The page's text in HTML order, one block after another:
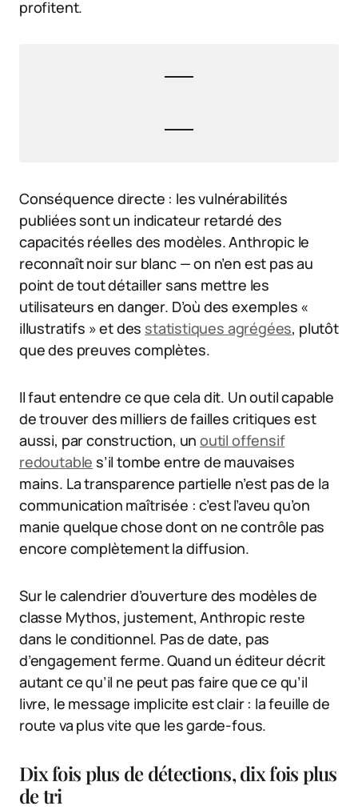
profitent.
Conséquence directe : les vulnérabilités
publiées sont un indicateur retardé des
capacités réelles des modèles. Anthropic le
reconnaît noir sur blanc — on n’en est pas au
point de tout détailler sans mettre les
utilisateurs en danger. D’où des exemples «
illustratifs » et des statistiques agrégées, plutôt
que des preuves complètes.
Il faut entendre ce que cela dit. Un outil capable
de trouver des milliers de failles critiques est
aussi, par construction, un outil offensif
redoutable s’il tombe entre de mauvaises
mains. La transparence partielle n’est pas de la
communication maîtrisée : c’est l’aveu qu’on
manie quelque chose dont on ne contrôle pas
encore complètement la diffusion.
Sur le calendrier d’ouverture des modèles de
classe Mythos, justement, Anthropic reste
dans le conditionnel. Pas de date, pas
d’engagement ferme. Quand un éditeur décrit
autant ce qu’il ne peut pas faire que ce qu’il
livre, le message implicite est clair : la feuille de
route va plus vite que les garde-fous.
Dix fois plus de détections, dix fois plus
de tri